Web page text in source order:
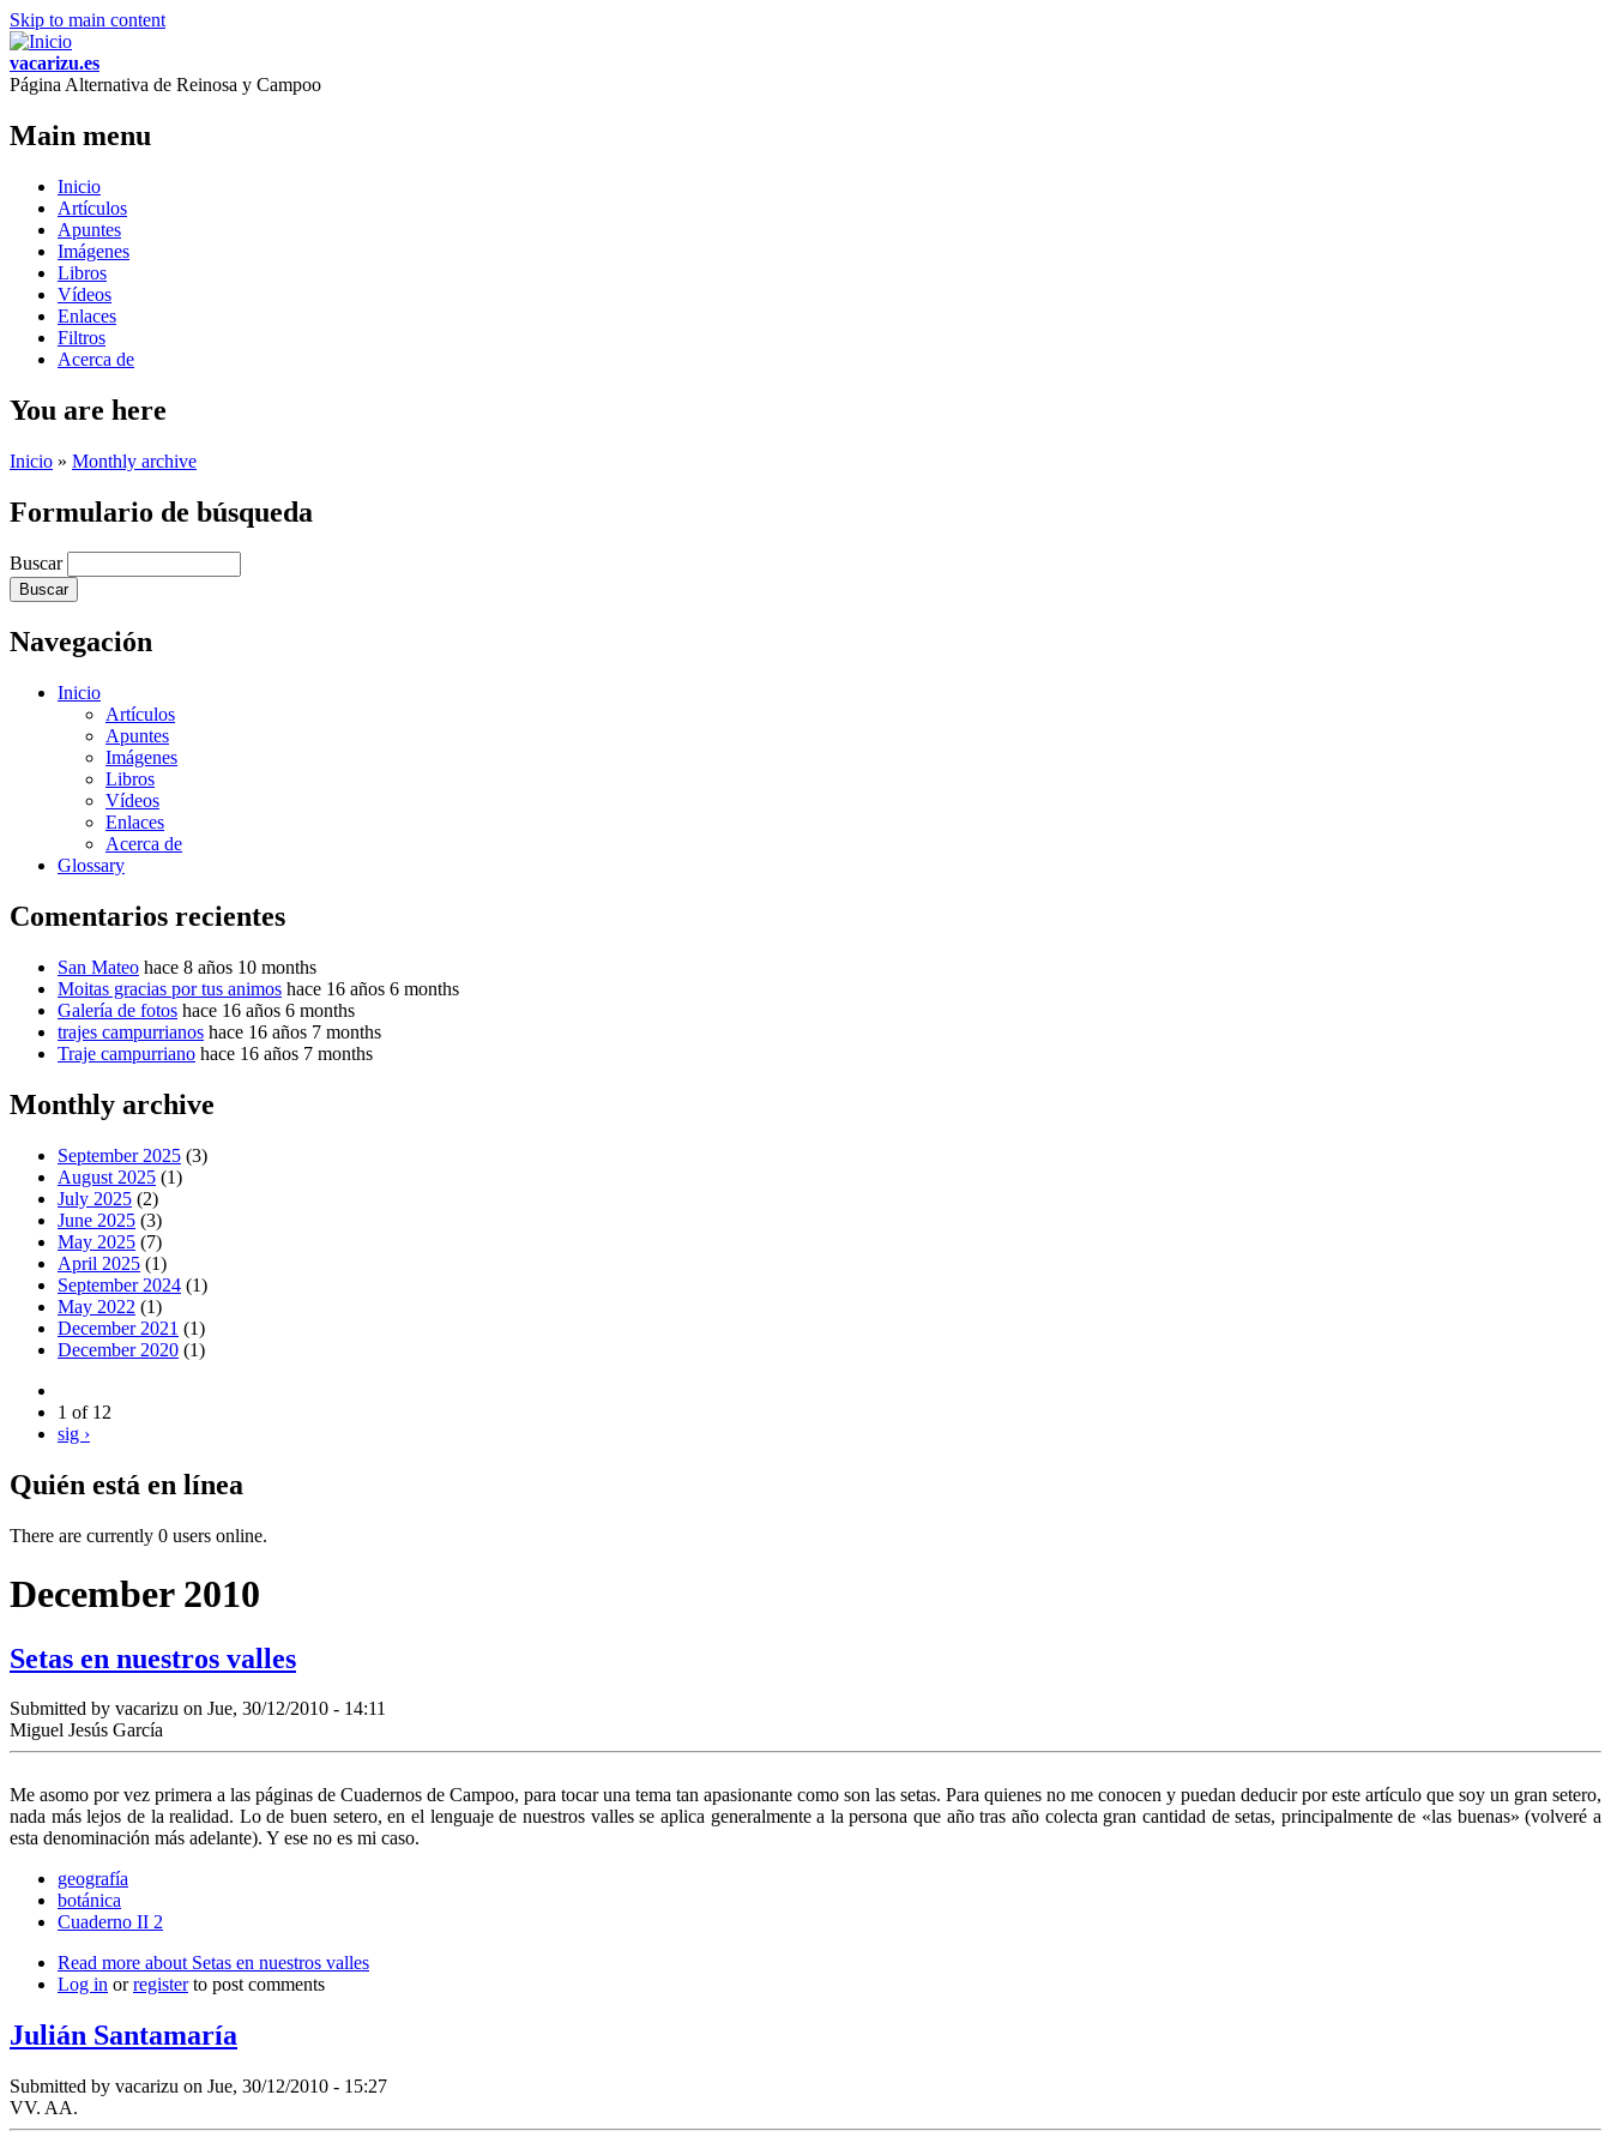
Skip to main content
vacarizu.es
Página Alternativa de Reinosa y Campoo
Main menu
Inicio
Artículos
Apuntes
Imágenes
Libros
Vídeos
Enlaces
Filtros
Acerca de
You are here
Inicio » Monthly archive
Formulario de búsqueda
Buscar
Navegación
Inicio
Artículos
Apuntes
Imágenes
Libros
Vídeos
Enlaces
Acerca de
Glossary
Comentarios recientes
San Mateo hace 8 años 10 months
Moitas gracias por tus animos hace 16 años 6 months
Galería de fotos hace 16 años 6 months
trajes campurrianos hace 16 años 7 months
Traje campurriano hace 16 años 7 months
Monthly archive
September 2025 (3)
August 2025 (1)
July 2025 (2)
June 2025 (3)
May 2025 (7)
April 2025 (1)
September 2024 (1)
May 2022 (1)
December 2021 (1)
December 2020 (1)
1 of 12
sig ›
Quién está en línea
There are currently 0 users online.
December 2010
Setas en nuestros valles
Submitted by vacarizu on Jue, 30/12/2010 - 14:11
Miguel Jesús García
Me asomo por vez primera a las páginas de Cuadernos de Campoo, para tocar una tema tan apasionante como son las setas. Para quienes no me conocen y puedan deducir por este artículo que soy un gran setero,
nada más lejos de la realidad. Lo de buen setero, en el lenguaje de nuestros valles se aplica generalmente a la persona que año tras año colecta gran cantidad de setas, principalmente de «las buenas» (volveré a
esta denominación más adelante). Y ese no es mi caso.
geografía
botánica
Cuaderno II 2
Read more about Setas en nuestros valles
Log in orregisterto post comments
Julián Santamaría
Submitted by vacarizu on Jue, 30/12/2010 - 15:27
VV. AA.